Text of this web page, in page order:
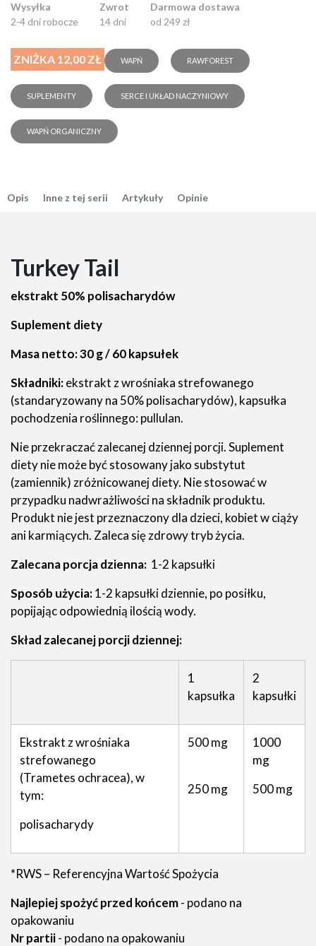
Wysyłka
2-4 dni robocze
Zwrot
14 dni
Darmowa dostawa
od 249 zł
ZNIŻKA 12,00 ZŁ WAPŃ RAWFOREST
SUPLEMENTY SERCE I UKŁAD NACZYNIOWY
WAPŃ ORGANICZNY
Opis Inne z tej serii Artykuły Opinie
Turkey Tail
ekstrakt 50% polisacharydów
Suplement diety
Masa netto: 30 g / 60 kapsułek
Składniki:ekstrakt z wrośniaka strefowanego
(standaryzowany na 50% polisacharydów), kapsułka
pochodzenia roślinnego: pullulan.
Nie przekraczać zalecanej dziennej porcji. Suplement
diety nie może być stosowany jako substytut
(zamiennik) zróżnicowanej diety. Nie stosować w
przypadku nadwrażliwości na składnik produktu.
Produkt nie jest przeznaczony dla dzieci, kobiet w ciąży
ani karmiących. Zaleca się zdrowy tryb życia.
Zalecana porcja dzienna: 1-2 kapsułki
Sposób użycia:1-2 kapsułki dziennie, po posiłku,
popijając odpowiednią ilością wody.
Skład zalecanej porcji dziennej:
1
kapsułka
2
kapsułki
Ekstrakt z wrośniaka
strefowanego
(Trametes ochracea), w
tym:
polisacharydy
500 mg
250 mg
1000
mg
500 mg
*RWS – Referencyjna Wartość Spożycia
Najlepiej spożyć przed końcem- podano na
opakowaniu
Nr partii- podano na opakowaniu